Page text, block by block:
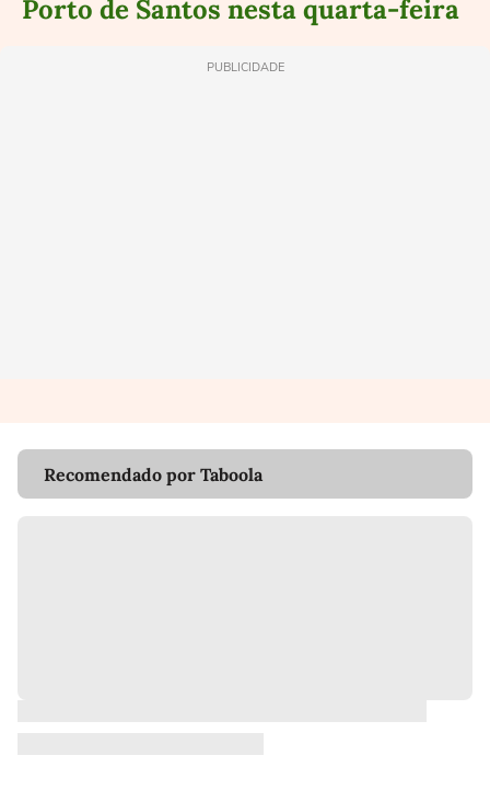
Porto de Santos nesta quarta-feira
PUBLICIDADE
Recomendado por Taboola